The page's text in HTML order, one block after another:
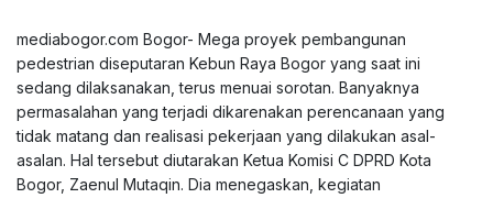
mediabogor.com Bogor- Mega proyek pembangunan
pedestrian diseputaran Kebun Raya Bogor yang saat ini
sedang dilaksanakan, terus menuai sorotan. Banyaknya
permasalahan yang terjadi dikarenakan perencanaan yang
tidak matang dan realisasi pekerjaan yang dilakukan asal-
asalan. Hal tersebut diutarakan Ketua Komisi C DPRD Kota
Bogor, Zaenul Mutaqin. Dia menegaskan, kegiatan